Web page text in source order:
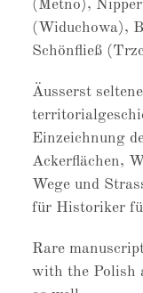
(Metno),
(Widuchowa),
Schönfließ
Äusserst
Einzeichnung
Ackerflächen,
Wege und
für Historiker
Rare
with the Polish